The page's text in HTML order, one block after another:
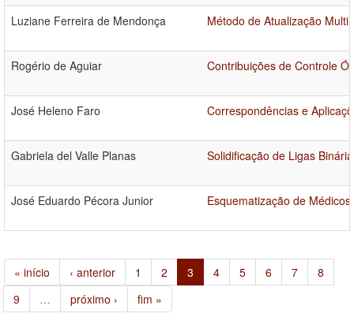
Luziane Ferreira de Mendonça Método de Atualização
Rogério de Aguiar Contribuições de Controle
José Heleno Faro Correspondências e
Gabriela del Valle Planas Solidificação de Ligas
José Eduardo Pécora Junior Esquematização de
« início ‹ anterior 1 2 3 4 5 6 7
8
9
… próximo › fim »